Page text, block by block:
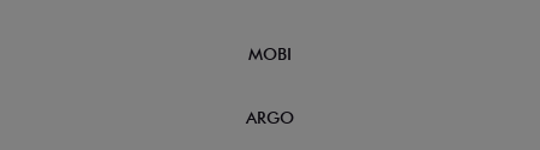
MOBI
ARGO